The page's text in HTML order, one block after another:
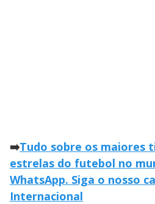
➡️Tudo sobre os maiores
estrelas do futebol no
WhatsApp. Siga o nosso
Internacional